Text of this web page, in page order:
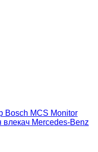
Bosch MCS Monitor
Mercedes-Benz